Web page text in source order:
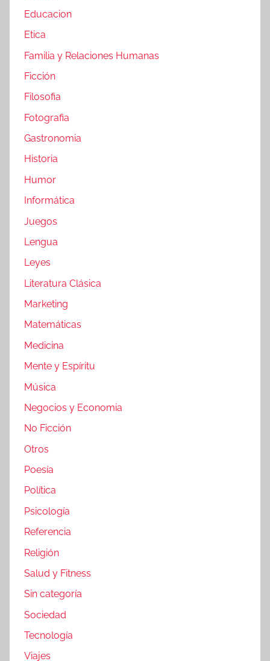
Educacion
Etica
Familia y Relaciones Humanas
Ficción
Filosofia
Fotografia
Gastronomia
Historia
Humor
Informática
Juegos
Lengua
Leyes
Literatura Clásica
Marketing
Matemáticas
Medicina
Mente y Espíritu
Música
Negocios y Economia
No Ficción
Otros
Poesía
Política
Psicología
Referencia
Religión
Salud y Fitness
Sin categoría
Sociedad
Tecnología
Viajes